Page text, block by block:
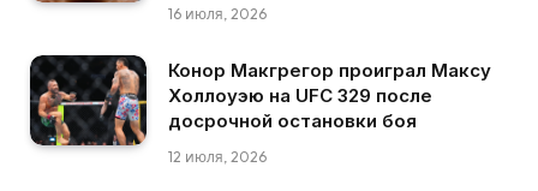
16 июля, 2026
Конор Макгрегор проиграл Максу
Холлоуэю на UFC 329 после
досрочной остановки боя
12 июля, 2026